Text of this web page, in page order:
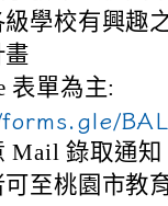
學校有興趣
畫
表單為主:
Mail 錄取通知
至桃園市教